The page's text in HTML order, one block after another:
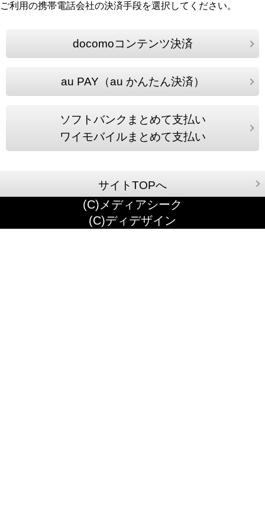
ご利用の携帯電話会社の決済手段を選択してください。
docomoコンテンツ決済
au PAY（au かんたん決済）
ソフトバンクまとめて支払い
ワイモバイルまとめて支払い
サイトTOPへ
(C)メディアシーク
(C)ディデザイン